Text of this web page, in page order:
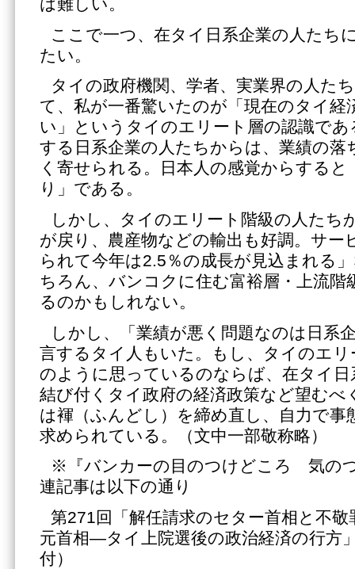
は難しい。
ここで一つ、在タイ日系企業の人たち
たい。
タイの政府機関、学者、実業界の人た
て、私が一番驚いたのが「現在のタイ経
い」というタイのエリート層の認識で
する日系企業の人たちからは、業績の落
く寄せられる。日本人の感覚からすると
り」である。
しかし、タイのエリート階級の人たち
が戻り、農産物などの輸出も好調。サー
られて今年は2.5％の成長が見込まれる
ちろん、バンコクに住む富裕層・上流階
るのかもしれない。
しかし、「業績が悪く問題なのは日系
言するタイ人もいた。もし、タイのエ
のように思っているのならば、在タイ日
結び付くタイ政府の経済政策など望むべ
は褌（ふんどし）を締め直し、自力で事
求められている。（文中一部敬称略）
※『バンカーの目のつけどころ 気の
連記事は以下の通り
第271回「解任請求のセター首相と不
元首相―タイ上院選後の政治経済の行方
付）